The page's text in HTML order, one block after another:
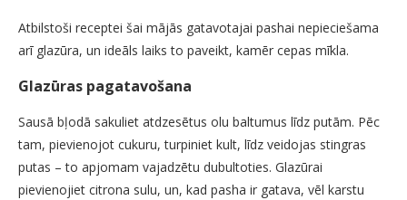
Atbilstoši receptei šai mājās gatavotajai pashai nepieciešama
arī glazūra, un ideāls laiks to paveikt, kamēr cepas mīkla.
Glazūras pagatavošana
Sausā bļodā sakuliet atdzesētus olu baltumus līdz putām. Pēc
tam, pievienojot cukuru, turpiniet kult, līdz veidojas stingras
putas – to apjomam vajadzētu dubultoties. Glazūrai
pievienojiet citrona sulu, un, kad pasha ir gatava, vēl karstu